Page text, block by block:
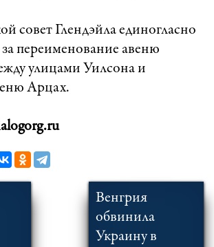
совет Глендэйла единогласно
переименование авеню
улицами Уилсона и
Арцах.
Венгрия
обвинила
Украину в